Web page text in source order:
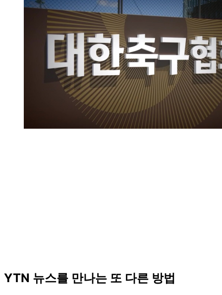
YTN 뉴스를 만나는 또 다른 방법